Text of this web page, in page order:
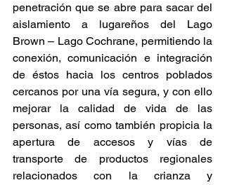
penetración que se abre para sacar del
aislamiento a lugareños del Lago
Brown – Lago Cochrane, permitiendo la
conexión, comunicación e integración
de éstos hacia los centros poblados
cercanos por una vía segura, y con ello
mejorar la calidad de vida de las
personas, así como también propicia la
apertura de accesos y vías de
transporte de productos regionales
relacionados con la crianza y